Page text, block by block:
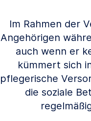
Im Rahmen der
Angehörigen
auch wenn er
kümmert sich
pflegerische
die soziale